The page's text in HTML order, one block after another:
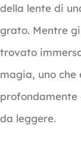
della lente di
grato. Mentre
trovato
magia, uno che
da leggere.